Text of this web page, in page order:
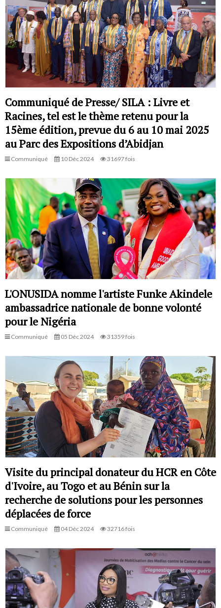
Communiqué de Presse/ SILA : Livre et
Racines, tel est le thème retenu pour la
15ème édition, prevue du 6 au 10 mai 2025
au Parc des Expositions d’Abidjan
Communiqué 10 Déc 2024 31697 fois
L'ONUSIDA nomme l'artiste Funke Akindele
ambassadrice nationale de bonne volonté
pour le Nigéria
Communiqué 05 Déc 2024 31359 fois
Visite du principal donateur du HCR en Côte
d'Ivoire, au Togo et au Bénin sur la
recherche de solutions pour les personnes
déplacées de force
Communiqué 04 Déc 2024 32716 fois